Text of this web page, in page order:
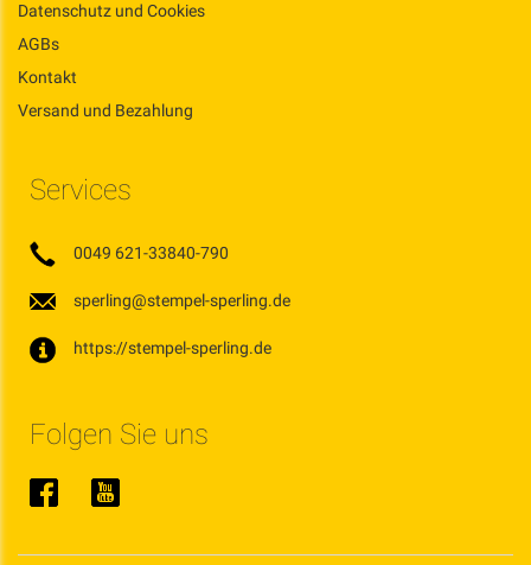
Datenschutz und Cookies
AGBs
Kontakt
Versand und Bezahlung
Services
0049 621-33840-790
sperling@stempel-sperling.de
https://stempel-sperling.de
Folgen Sie uns